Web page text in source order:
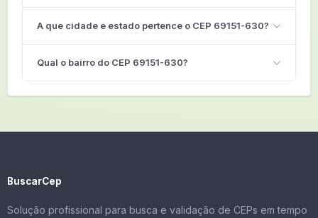
A que cidade e estado pertence o CEP 69151-630?
Qual o bairro do CEP 69151-630?
BuscarCep
Solução profissional para busca e validação de CEPs em tempo